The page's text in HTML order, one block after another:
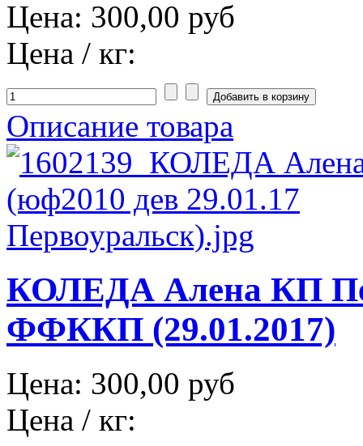
Цена: 300,00 руб
Цена / кг:
Описание товара
КОЛЕДА Алена КП
ФФККП (29.01.2017)
Цена: 300,00 руб
Цена / кг: